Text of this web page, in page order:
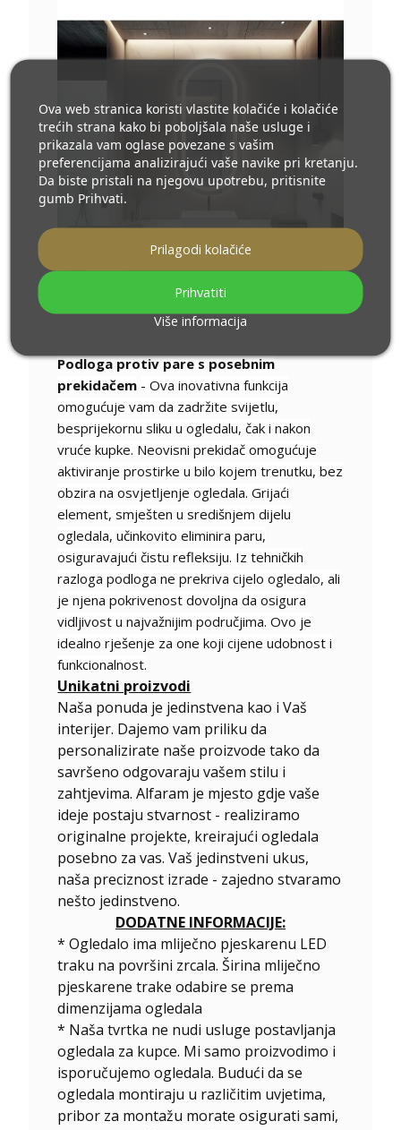
Podloga protiv pare s posebnim
prekidačem - Ova inovativna funkcija
omogućuje vam da zadržite svijetlu,
besprijekornu sliku u ogledalu, čak i nakon
vruće kupke. Neovisni prekidač omogućuje
aktiviranje prostirke u bilo kojem trenutku, bez
obzira na osvjetljenje ogledala. Grijaći
element, smješten u središnjem dijelu
ogledala, učinkovito eliminira paru,
osiguravajući čistu refleksiju. Iz tehničkih
razloga podloga ne prekriva cijelo ogledalo, ali
je njena pokrivenost dovoljna da osigura
vidljivost u najvažnijim područjima. Ovo je
idealno rješenje za one koji cijene udobnost i
funkcionalnost.
Unikatni proizvodi
Naša ponuda je jedinstvena kao i Vaš
interijer. Dajemo vam priliku da
personalizirate naše proizvode tako da
savršeno odgovaraju vašem stilu i
zahtjevima. Alfaram je mjesto gdje vaše
ideje postaju stvarnost - realiziramo
originalne projekte, kreirajući ogledala
posebno za vas. Vaš jedinstveni ukus,
naša preciznost izrade - zajedno stvaramo
nešto jedinstveno.
DODATNE INFORMACIJE:
* Ogledalo ima mliječno pjeskarenu LED
traku na površini zrcala. Širina mliječno
pjeskarene trake odabire se prema
dimenzijama ogledala
* Naša tvrtka ne nudi usluge postavljanja
ogledala za kupce. Mi samo proizvodimo i
isporučujemo ogledala. Budući da se
ogledala montiraju u različitim uvjetima,
pribor za montažu morate osigurati sami,
Ova web stranica koristi vlastite kolačiće i kolačiće
trećih strana kako bi poboljšala naše usluge i
prikazala vam oglase povezane s vašim
preferencijama analizirajući vaše navike pri kretanju.
Da biste pristali na njegovu upotrebu, pritisnite
gumb Prihvati.
Više informacija
Prilagodi kolačiće
Prihvatiti